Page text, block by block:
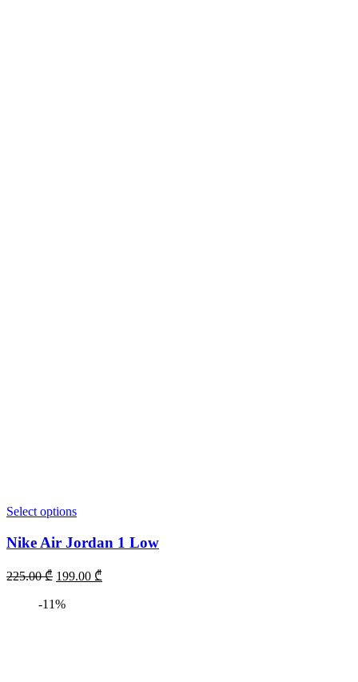
Select options
Nike Air Jordan 1 Low
225.00₾ 199.00 ₾
-11%